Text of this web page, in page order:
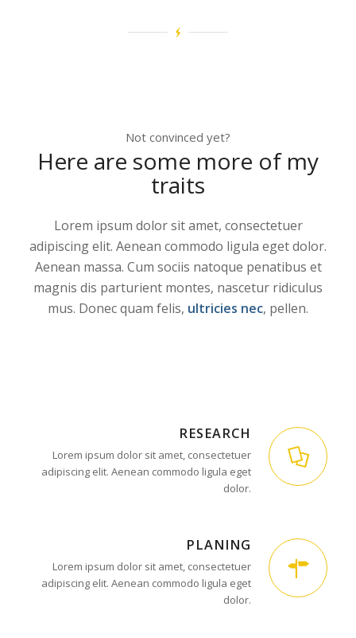
Not convinced yet?
Here are some more of my
traits
Lorem ipsum dolor sit amet, consectetuer
adipiscing elit. Aenean commodo ligula eget dolor.
Aenean massa. Cum sociis natoque penatibus et
magnis dis parturient montes, nascetur ridiculus
mus. Donec quam felis, ultricies nec, pellen.
RESEARCH
Lorem ipsum dolor sit amet, consectetuer
adipiscing elit. Aenean commodo ligula eget
dolor.
PLANING
Lorem ipsum dolor sit amet, consectetuer
adipiscing elit. Aenean commodo ligula eget
dolor.